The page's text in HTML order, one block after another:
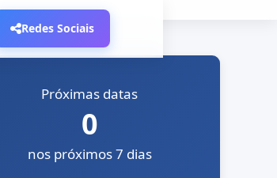
Redes Sociais
Próximas datas
0
nos próximos 7 dias